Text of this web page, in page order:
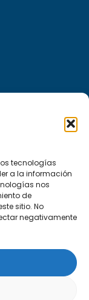
tecnologías
a la información
nos
de
sitio. No
negativamente